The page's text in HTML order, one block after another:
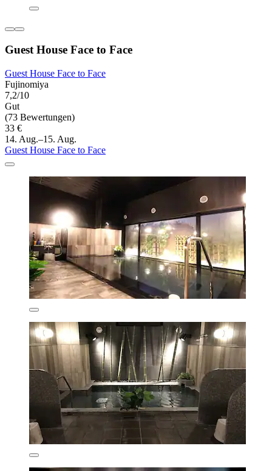
Guest House Face to Face
Guest House Face to Face
Fujinomiya
7,2/10
Gut
(73 Bewertungen)
33 €
14. Aug.–15. Aug.
Guest House Face to Face